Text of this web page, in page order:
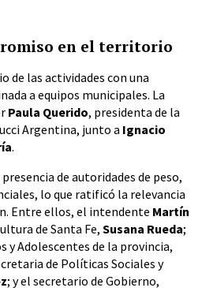
en el territorio
de las actividades con una
a equipos municipales. La
Paula Querido, presidenta de la
Argentina, junto a Ignacio
.
de autoridades de peso,
lo que ratificó la relevancia
Entre ellos, el intendente Martín
de Santa Fe, Susana Rueda;
y Adolescentes de la provincia,
de Políticas Sociales y
; y el secretario de Gobierno,